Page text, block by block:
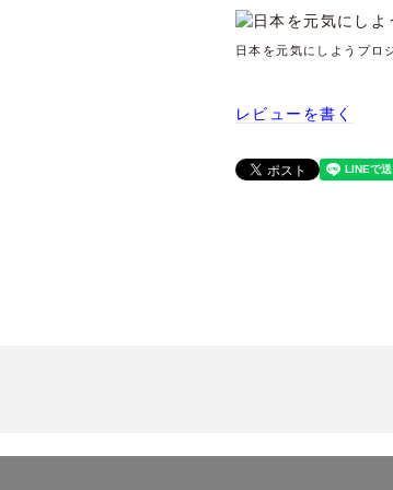
日本を元気にしようプロ
レビューを書く